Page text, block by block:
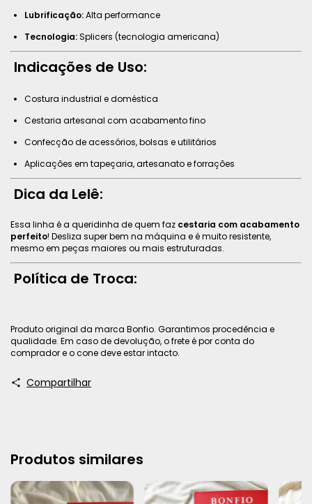
Lubrificação:Alta performance
Tecnologia:Splicers (tecnologia americana)
Indicações de Uso:
Costura industrial e doméstica
Cestaria artesanal com acabamento fino
Confecção de acessórios, bolsas e utilitários
Aplicações em tapeçaria, artesanato e forrações
Dica da Lelê:
Essa linha é a queridinha de quem faz cestaria com acabamento
perfeito! Desliza super bem na máquina e é muito resistente,
mesmo em peças maiores ou mais estruturadas.
Política de Troca:
Produto original da marca Bonfio. Garantimos procedência e
qualidade. Em caso de devolução, o frete é por conta do
comprador e o cone deve estar intacto.
Compartilhar
Produtos similares